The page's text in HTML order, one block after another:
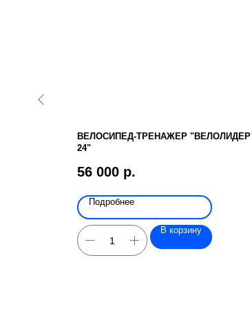
ВЕЛОСИПЕД-ТРЕНАЖЕР "ВЕЛОЛИДЕР
24"
56 000 р.
Подробнее
В корзину